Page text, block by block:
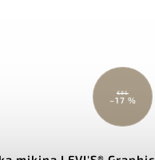
€85
–17 %